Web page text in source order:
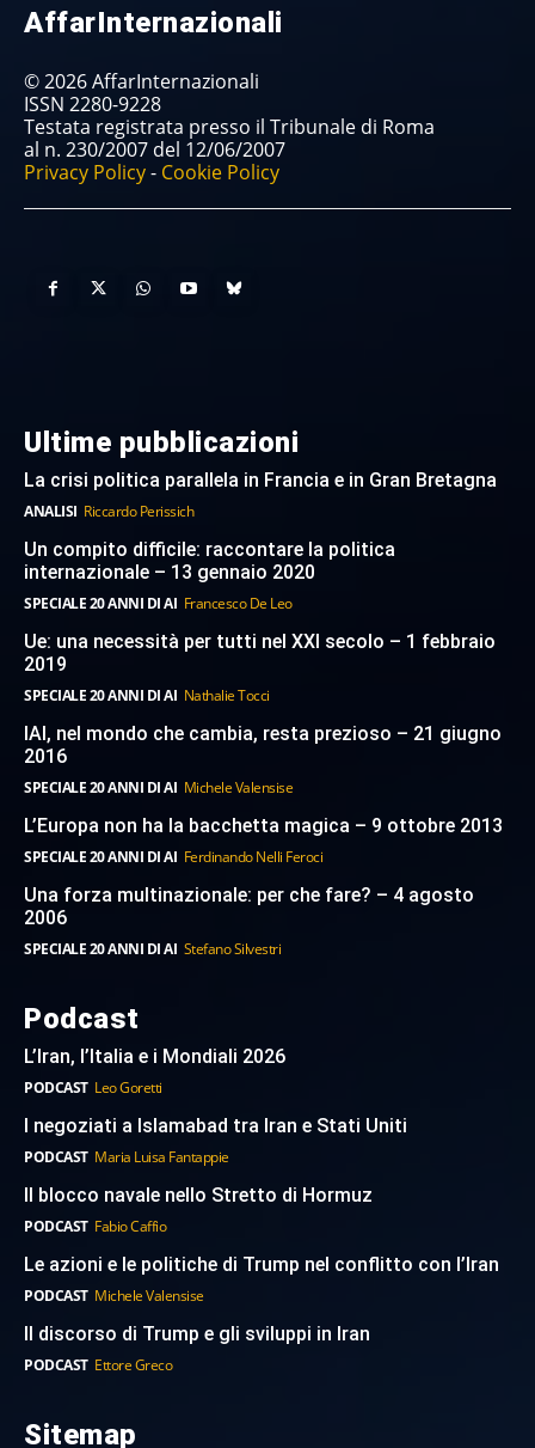
AffarInternazionali
© 2026 AffarInternazionali
ISSN 2280-9228
Testata registrata presso il Tribunale di Roma
al n. 230/2007 del 12/06/2007
Privacy Policy- Cookie Policy
Ultime pubblicazioni
La crisi politica parallela in Francia e in Gran Bretagna
ANALISI Riccardo Perissich
Un compito difficile: raccontare la politica
internazionale – 13 gennaio 2020
SPECIALE 20 ANNI DI AI Francesco De Leo
Ue: una necessità per tutti nel XXI secolo – 1 febbraio
2019
SPECIALE 20 ANNI DI AI Nathalie Tocci
IAI, nel mondo che cambia, resta prezioso – 21 giugno
2016
SPECIALE 20 ANNI DI AI Michele Valensise
L’Europa non ha la bacchetta magica – 9 ottobre 2013
SPECIALE 20 ANNI DI AI Ferdinando Nelli Feroci
Una forza multinazionale: per che fare? – 4 agosto
2006
SPECIALE 20 ANNI DI AI Stefano Silvestri
Podcast
L’Iran, l’Italia e i Mondiali 2026
PODCAST Leo Goretti
I negoziati a Islamabad tra Iran e Stati Uniti
PODCAST Maria Luisa Fantappie
Il blocco navale nello Stretto di Hormuz
PODCAST Fabio Caffio
Le azioni e le politiche di Trump nel conflitto con l’Iran
PODCAST Michele Valensise
Il discorso di Trump e gli sviluppi in Iran
PODCAST Ettore Greco
Sitemap